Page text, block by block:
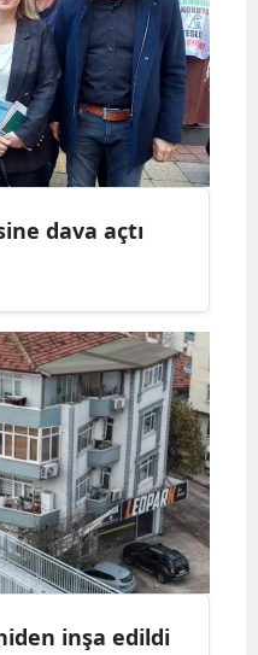
dava açtı
inşa edildi